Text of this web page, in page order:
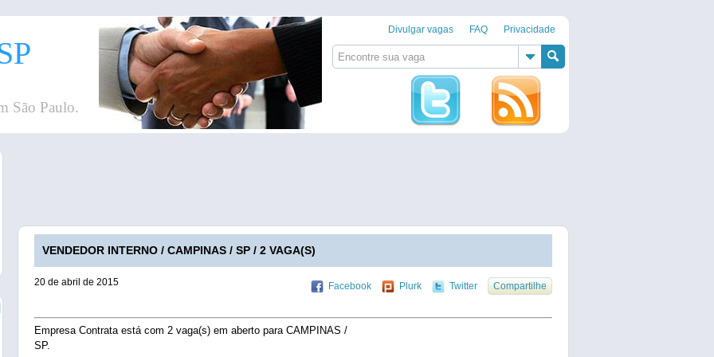
Divulgar vagas FAQ Privacidade
São Paulo.
VENDEDOR INTERNO / CAMPINAS / SP / 2 VAGA(S)
20 de abril de 2015 Facebook Plurk Twitter Compartilhe
Empresa Contrata está com 2 vaga(s) em aberto para CAMPINAS /
SP.